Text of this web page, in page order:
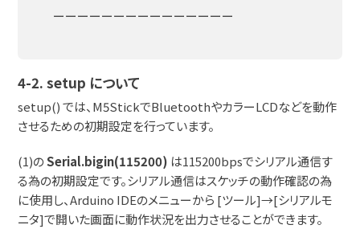
ーーーーーーーーーーーーーーー
4-2. setup について
setup() では、M5StickでBluetoothやカラーLCDなどを動作
させるための初期設定を行っています。
(1)のSerial.bigin(115200) は115200bpsでシリアル通信す
る為の初期設定です。シリアル通信はスケッチの動作確認の為
に使用し、Arduino IDEのメニューから [ツール]→[シリアルモ
ニタ]で開いた画面に動作状況を出力させることができます。